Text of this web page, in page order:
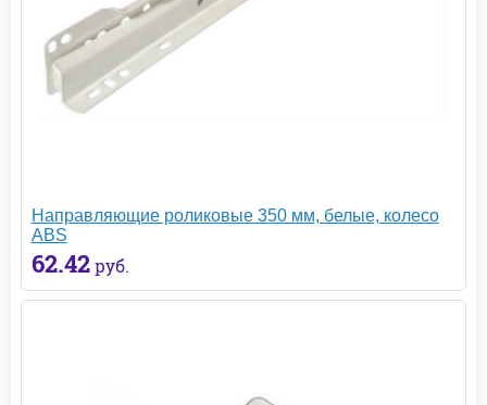
Направляющие роликовые 350 мм, белые, колесо
ABS
62.42 руб.